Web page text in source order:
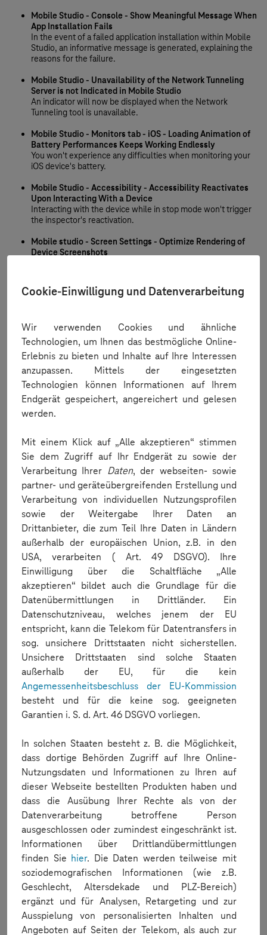
Mobile Studio - Console - Show Meaningful Message When
App Installation Fails
In the event of a failed application installation within Mobile
Studio, an informative message is generated, explaining the
reasons for the failure.
Mobile Studio - Unavailability of the Network Tunneling
Server is not Indicated in Mobile Studio
An indicator will now be displayed when the Network
Tunneling tool is unavailable.
Mobile Studio - Monitors tab - iOS - Loading Animation of
Battery Performances Keeps Working Endlessly
You won't experience any difficulties when monitoring your
iOS device's battery.
Mobile Studio - Accessibility - Accessibility Reactivates
Upon Interacting With a Device
Interacting with the device while in stop mode won't trigger
the inspector's reactivation.
Mobile studio - Screen Settings - Optimize Rendering of
Device Screenshots
optimal user experience.
location playback on the background.
Bug Fixes and Improvements
Cloud - Update Selenium 4 Script on Quick Test Page
You can now run a sample automation script using Selenium-
Cloud - Dashboard Sorting
Now you can sort Project and Device Usage tables.
Remote Debugging - ADB Forward
We fixed a bug with the ADB Forwarding capability in Remote
Debugging.
Mobile Studio - Receiving Web Dump after Automation
Execution
You can now refresh the dump of a web/hybrid application
after running an automation test on the opened device.
Android - Issues Observed When Starting Performance
Transaction
We fixed the issue where the device response time was high
upon starting the performance transaction.
Simulators - Connection Stability Issue Fixed
We fixed the issue where the connection stability notification
was seen in iOS simulators running on 13.2.2 and earlier.
Android - Improvements on Accessibility Inspector
We made improvements on the inspector to support
additional classes to retrieve the values.
iOS - Orientation Issues
more than twice. Now, it has been fixed.
Android - Oppo devices - Performance improvements
General connection has been improved against oppo devices
to reduce the high response time in cloud
iOS - Dump improvements for Instrumented apps built with
Swift UI elements
We fixed the issue where the element properties were not
fetched properly for apps built using Swift UI elements.
Android 12+ - Improvements to Screenshot from Secured
Activities
We enhanced the code on app launch part so that the
Connection Stability notification will no longer be displayed.
iOS - Device logs improvement
Now you can configure the logs in mobile studio to conform
logs from console app of macOS
Cookie-Einwilligung und Datenverarbeitung
Wir verwenden Cookies und ähnliche
Technologien, um Ihnen das bestmögliche Online-
Erlebnis zu bieten und Inhalte auf Ihre Interessen
anzupassen. Mittels der eingesetzten
Technologien können Informationen auf Ihrem
Endgerät gespeichert, angereichert und gelesen
werden.
Mit einem Klick auf „Alle akzeptieren“ stimmen
Sie dem Zugriff auf Ihr Endgerät zu sowie der
Verarbeitung Ihrer Daten, der webseiten- sowie
partner- und geräteübergreifenden Erstellung und
Verarbeitung von individuellen Nutzungsprofilen
sowie der Weitergabe Ihrer Daten an
Drittanbieter, die zum Teil Ihre Daten in Ländern
außerhalb der europäischen Union, z.B. in den
USA, verarbeiten ( Art. 49 DSGVO). Ihre
Einwilligung über die Schaltfläche „Alle
akzeptieren“ bildet auch die Grundlage für die
Datenübermittlungen in Drittländer. Ein
Datenschutzniveau, welches jenem der EU
entspricht, kann die Telekom für Datentransfers in
sog. unsichere Drittstaaten nicht sicherstellen.
Unsichere Drittstaaten sind solche Staaten
außerhalb der EU, für die kein
Angemessenheitsbeschluss der EU-Kommission
besteht und für die keine sog. geeigneten
Garantien i. S. d. Art. 46 DSGVO vorliegen.
In solchen Staaten besteht z. B. die Möglichkeit,
dass dortige Behörden Zugriff auf Ihre Online-
Nutzungsdaten und Informationen zu Ihren auf
dieser Webseite bestellten Produkten haben und
dass die Ausübung Ihrer Rechte als von der
Datenverarbeitung betroffene Person
ausgeschlossen oder zumindest eingeschränkt ist.
Informationen über Drittlandübermittlungen
finden Sie hier. Die Daten werden teilweise mit
soziodemografischen Informationen (wie z.B.
Geschlecht, Altersdekade und PLZ-Bereich)
ergänzt und für Analysen, Retargeting und zur
Ausspielung von personalisierten Inhalten und
Angeboten auf Seiten der Telekom, als auch zur